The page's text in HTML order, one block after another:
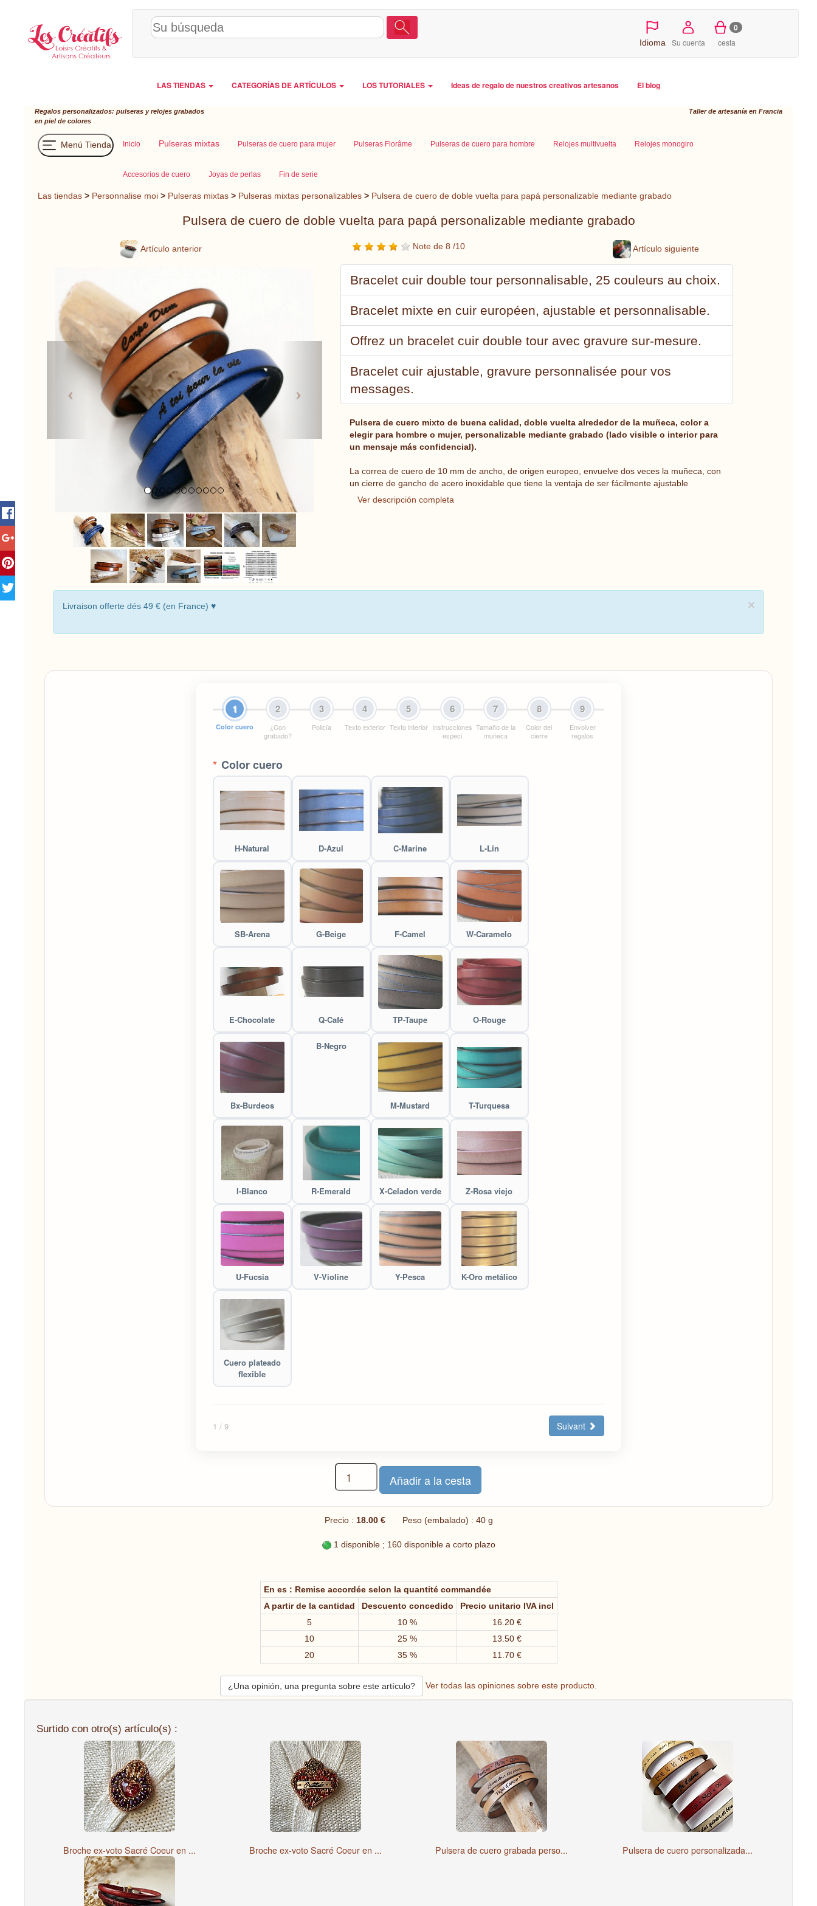
Idioma Su cuenta
0
cesta
LAS TIENDAS CATEGORÍAS DE ARTÍCULOS LOS TUTORIALES Ideas de regalo de nuestros creativos artesanos El blog
Regalos personalizados: pulseras y relojes grabados
en piel de colores
Taller de artesanía en Francia
Menú Tienda Inicio Pulseras mixtas Pulseras de cuero para mujer Pulseras Florâme Pulseras de cuero para hombre Relojes multivuelta Relojes monogiro
Accesorios de cuero Joyas de perlas Fin de serie
Las tiendas > Personnalise moi > Pulseras mixtas > Pulseras mixtas personalizables > Pulsera de cuero de doble vuelta para papá personalizable mediante grabado
Pulsera de cuero de doble vuelta para papá personalizable mediante grabado
Artículo anterior Note de 8 /10 Artículo siguiente
Previous
Bracelet cuir double tour personnalisable, 25 couleurs au choix.
Bracelet mixte en cuir européen, ajustable et personnalisable.
Offrez un bracelet cuir double tour avec gravure sur-mesure.
Bracelet cuir ajustable, gravure personnalisée pour vos
messages.
Pulsera de cuero mixto de buena calidad, doble vuelta alrededor de la muñeca, color a
elegir para hombre o mujer, personalizable mediante grabado (lado visible o interior para
un mensaje más confidencial).
La correa de cuero de 10 mm de ancho, de origen europeo, envuelve dos veces la muñeca, con
un cierre de gancho de acero inoxidable que tiene la ventaja de ser fácilmente ajustable
Ver descripción completa
×
Livraison offerte dés 49 € (en France) ♥
1
Color cuero
2
¿Con
grabado?
3
Policía
4
Texto exterior
5
Texto interior
6
Instrucciones
especi
7
Tamaño de la
muñeca
8
Color del
cierre
9
Envolver
regalos
* Color cuero
H-Natural D-Azul C-Marine L-Lin
SB-Arena G-Beige F-Camel W-Caramelo
E-Chocolate Q-Café TP-Taupe O-Rouge
Bx-Burdeos
B-Negro
M-Mustard T-Turquesa
I-Blanco R-Emerald X-Celadon verde Z-Rosa viejo
U-Fucsia V-Violine Y-Pesca K-Oro metálico
Cuero plateado
flexible
1 / 9 Suivant
Precio : 18.00 € Peso (embalado) : 40 g
1 disponible ; 160 disponible a corto plazo
En es : Remise accordée selon la quantité commandée
A partir de la cantidad
Descuento concedido
Precio unitario IVA incl
5
10 %
16.20 €
10
25 %
13.50 €
20
35 % 11.70 €
¿Una opinión, una pregunta sobre este artículo? Ver todas las opiniones sobre este producto.
Surtido con otro(s) artículo(s) :
Broche ex-voto Sacré Coeur en ... Broche ex-voto Sacré Coeur en ... Pulsera de cuero grabada perso... Pulsera de cuero personalizada...